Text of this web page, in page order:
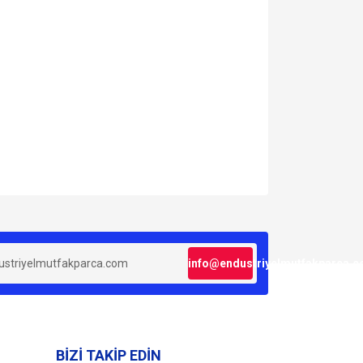
BİZİ TAKİP EDİN